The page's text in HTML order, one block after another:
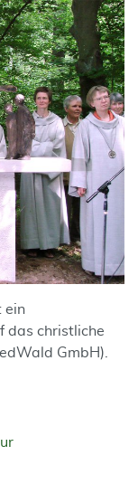
ein
das christliche
GmbH).